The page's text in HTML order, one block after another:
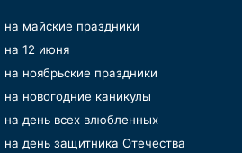
на майские праздники
на 12 июня
ноябрьские праздники
на новогодние каникулы
на день всех влюбленных
на день защитника Отечества